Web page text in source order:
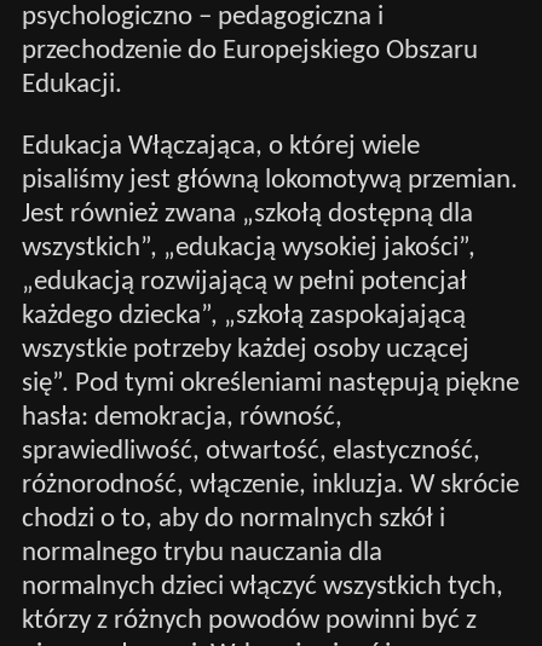
psychologiczno – pedagogiczna i
przechodzenie do Europejskiego Obszaru
Edukacji.
Edukacja Włączająca, o której wiele
pisaliśmy jest główną lokomotywą przemian.
Jest również zwana „szkołą dostępną dla
wszystkich”, „edukacją wysokiej jakości”,
„edukacją rozwijającą w pełni potencjał
każdego dziecka”, „szkołą zaspokajającą
wszystkie potrzeby każdej osoby uczącej
się”. Pod tymi określeniami następują piękne
hasła: demokracja, równość,
sprawiedliwość, otwartość, elastyczność,
różnorodność, włączenie, inkluzja. W skrócie
chodzi o to, aby do normalnych szkół i
normalnego trybu nauczania dla
normalnych dzieci włączyć wszystkich tych,
którzy z różnych powodów powinni być z